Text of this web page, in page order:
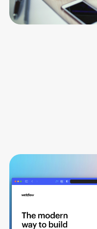
Was kostet eine
ehrliche
Lorem ipsum dolor sit
Suspendisse varius